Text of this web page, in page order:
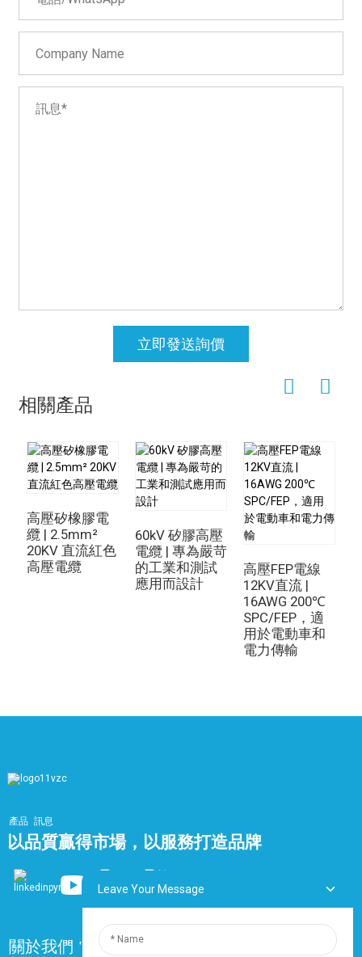
立即發送詢價
相關產品
高壓矽橡膠電
纜 | 2.5mm²
20KV 直流紅色
高壓電纜
60kV 矽膠高壓
電纜 | 專為嚴苛
的工業和測試
應用而設計
高壓FEP電線
12KV直流 |
16AWG 200℃
SPC/FEP，適
用於電動車和
電力傳輸
產品 訊息
以品質贏得市場，以服務打造品牌
關於我們 常問問題
Leave Your Message